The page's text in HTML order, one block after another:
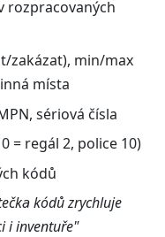
rozpracovaných
zakázat), min/max
místa
sériová čísla
= regál 2, police 10)
kódů
kódů zrychluje
i inventuře"